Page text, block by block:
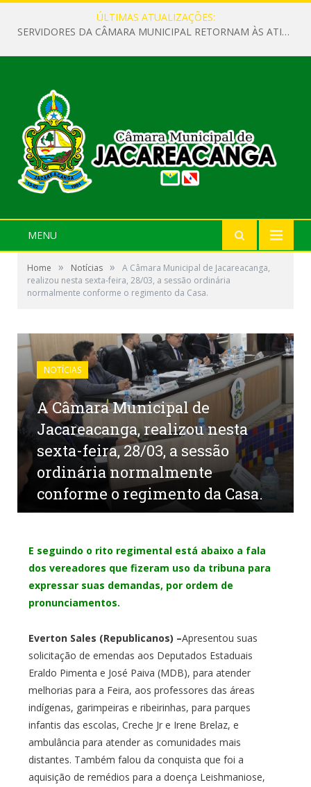
ÚLTIMAS ATUALIZAÇÕES:
SERVIDORES DA CÂMARA MUNICIPAL RETORNAM ÀS ATIVIDADES APÓS O RECESSO PARLAMENTAR
MENU
Home » Notícias »
A Câmara Municipal de Jacareacanga,
realizou nesta sexta-feira, 28/03, a sessão ordinária
normalmente conforme o regimento da Casa.
NOTÍCIAS
A Câmara Municipal de
Jacareacanga, realizou nesta
sexta-feira, 28/03, a sessão
ordinária normalmente
conforme o regimento da Casa.
E seguindo o rito regimental está abaixo a fala
dos vereadores que fizeram uso da tribuna para
expressar suas demandas, por ordem de
pronunciamentos.
Everton Sales (Republicanos) –Apresentou suas
solicitação de emendas aos Deputados Estaduais
Eraldo Pimenta e José Paiva (MDB), para atender
melhorias para a Feira, aos professores das áreas
indígenas, garimpeiras e ribeirinhas, para parques
infantis das escolas, Creche Jr e Irene Brelaz, e
ambulância para atender as comunidades mais
distantes. Também falou da conquista que foi a
aquisição de remédios para a doença Leishmaniose,